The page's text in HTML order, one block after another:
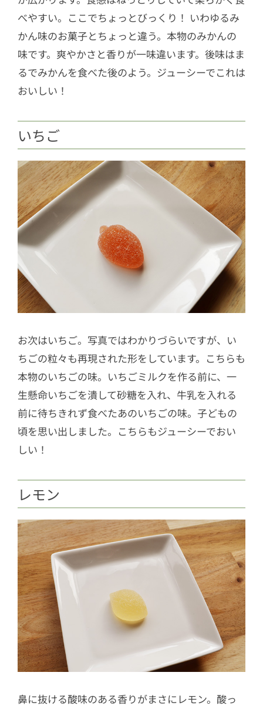
べやすい。ここでちょっとびっくり！ いわゆるみ
かん味のお菓子とちょっと違う。本物のみかんの
味です。爽やかさと香りが一味違います。後味はま
るでみかんを食べた後のよう。ジューシーでこれは
おいしい！
いちご
お次はいちご。写真ではわかりづらいですが、い
ちごの粒々も再現された形をしています。こちらも
本物のいちごの味。いちごミルクを作る前に、一
生懸命いちごを潰して砂糖を入れ、牛乳を入れる
前に待ちきれず食べたあのいちごの味。子どもの
頃を思い出しました。こちらもジューシーでおい
しい！
レモン
鼻に抜ける酸味のある香りがまさにレモン。酸っ